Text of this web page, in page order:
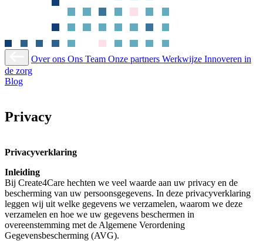
Over ons Ons Team Onze partners Werkwijze Innoveren in
de zorg
Blog
Privacy
Privacyverklaring
Inleiding
Bij Create4Care hechten we veel waarde aan uw privacy en de
bescherming van uw persoonsgegevens. In deze privacyverklaring
leggen wij uit welke gegevens we verzamelen, waarom we deze
verzamelen en hoe we uw gegevens beschermen in
overeenstemming met de Algemene Verordening
Gegevensbescherming (AVG).